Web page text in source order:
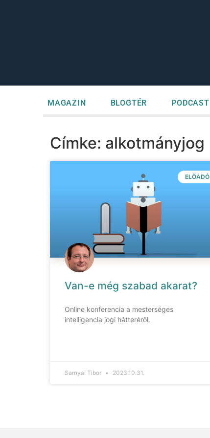
MAGAZIN BLOGTÉR PODCAST
Címke: alkotmányjog
ELŐADÓ
Van-e még szabad akarat?
Online konferencia a mesterséges
intelligencia jogi hátteréről.
Sarnyai Tibor 2023.10.31.